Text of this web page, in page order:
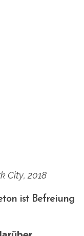
City, 2018
ist Befreiung